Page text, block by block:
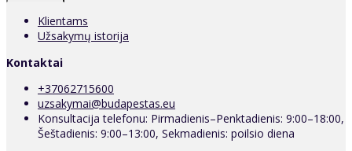
Klientams
Užsakymų istorija
Kontaktai
+37062715600
uzsakymai@budapestas.eu
Konsultacija telefonu: Pirmadienis–Penktadienis: 9:00–18:00,
Šeštadienis: 9:00–13:00, Sekmadienis: poilsio diena